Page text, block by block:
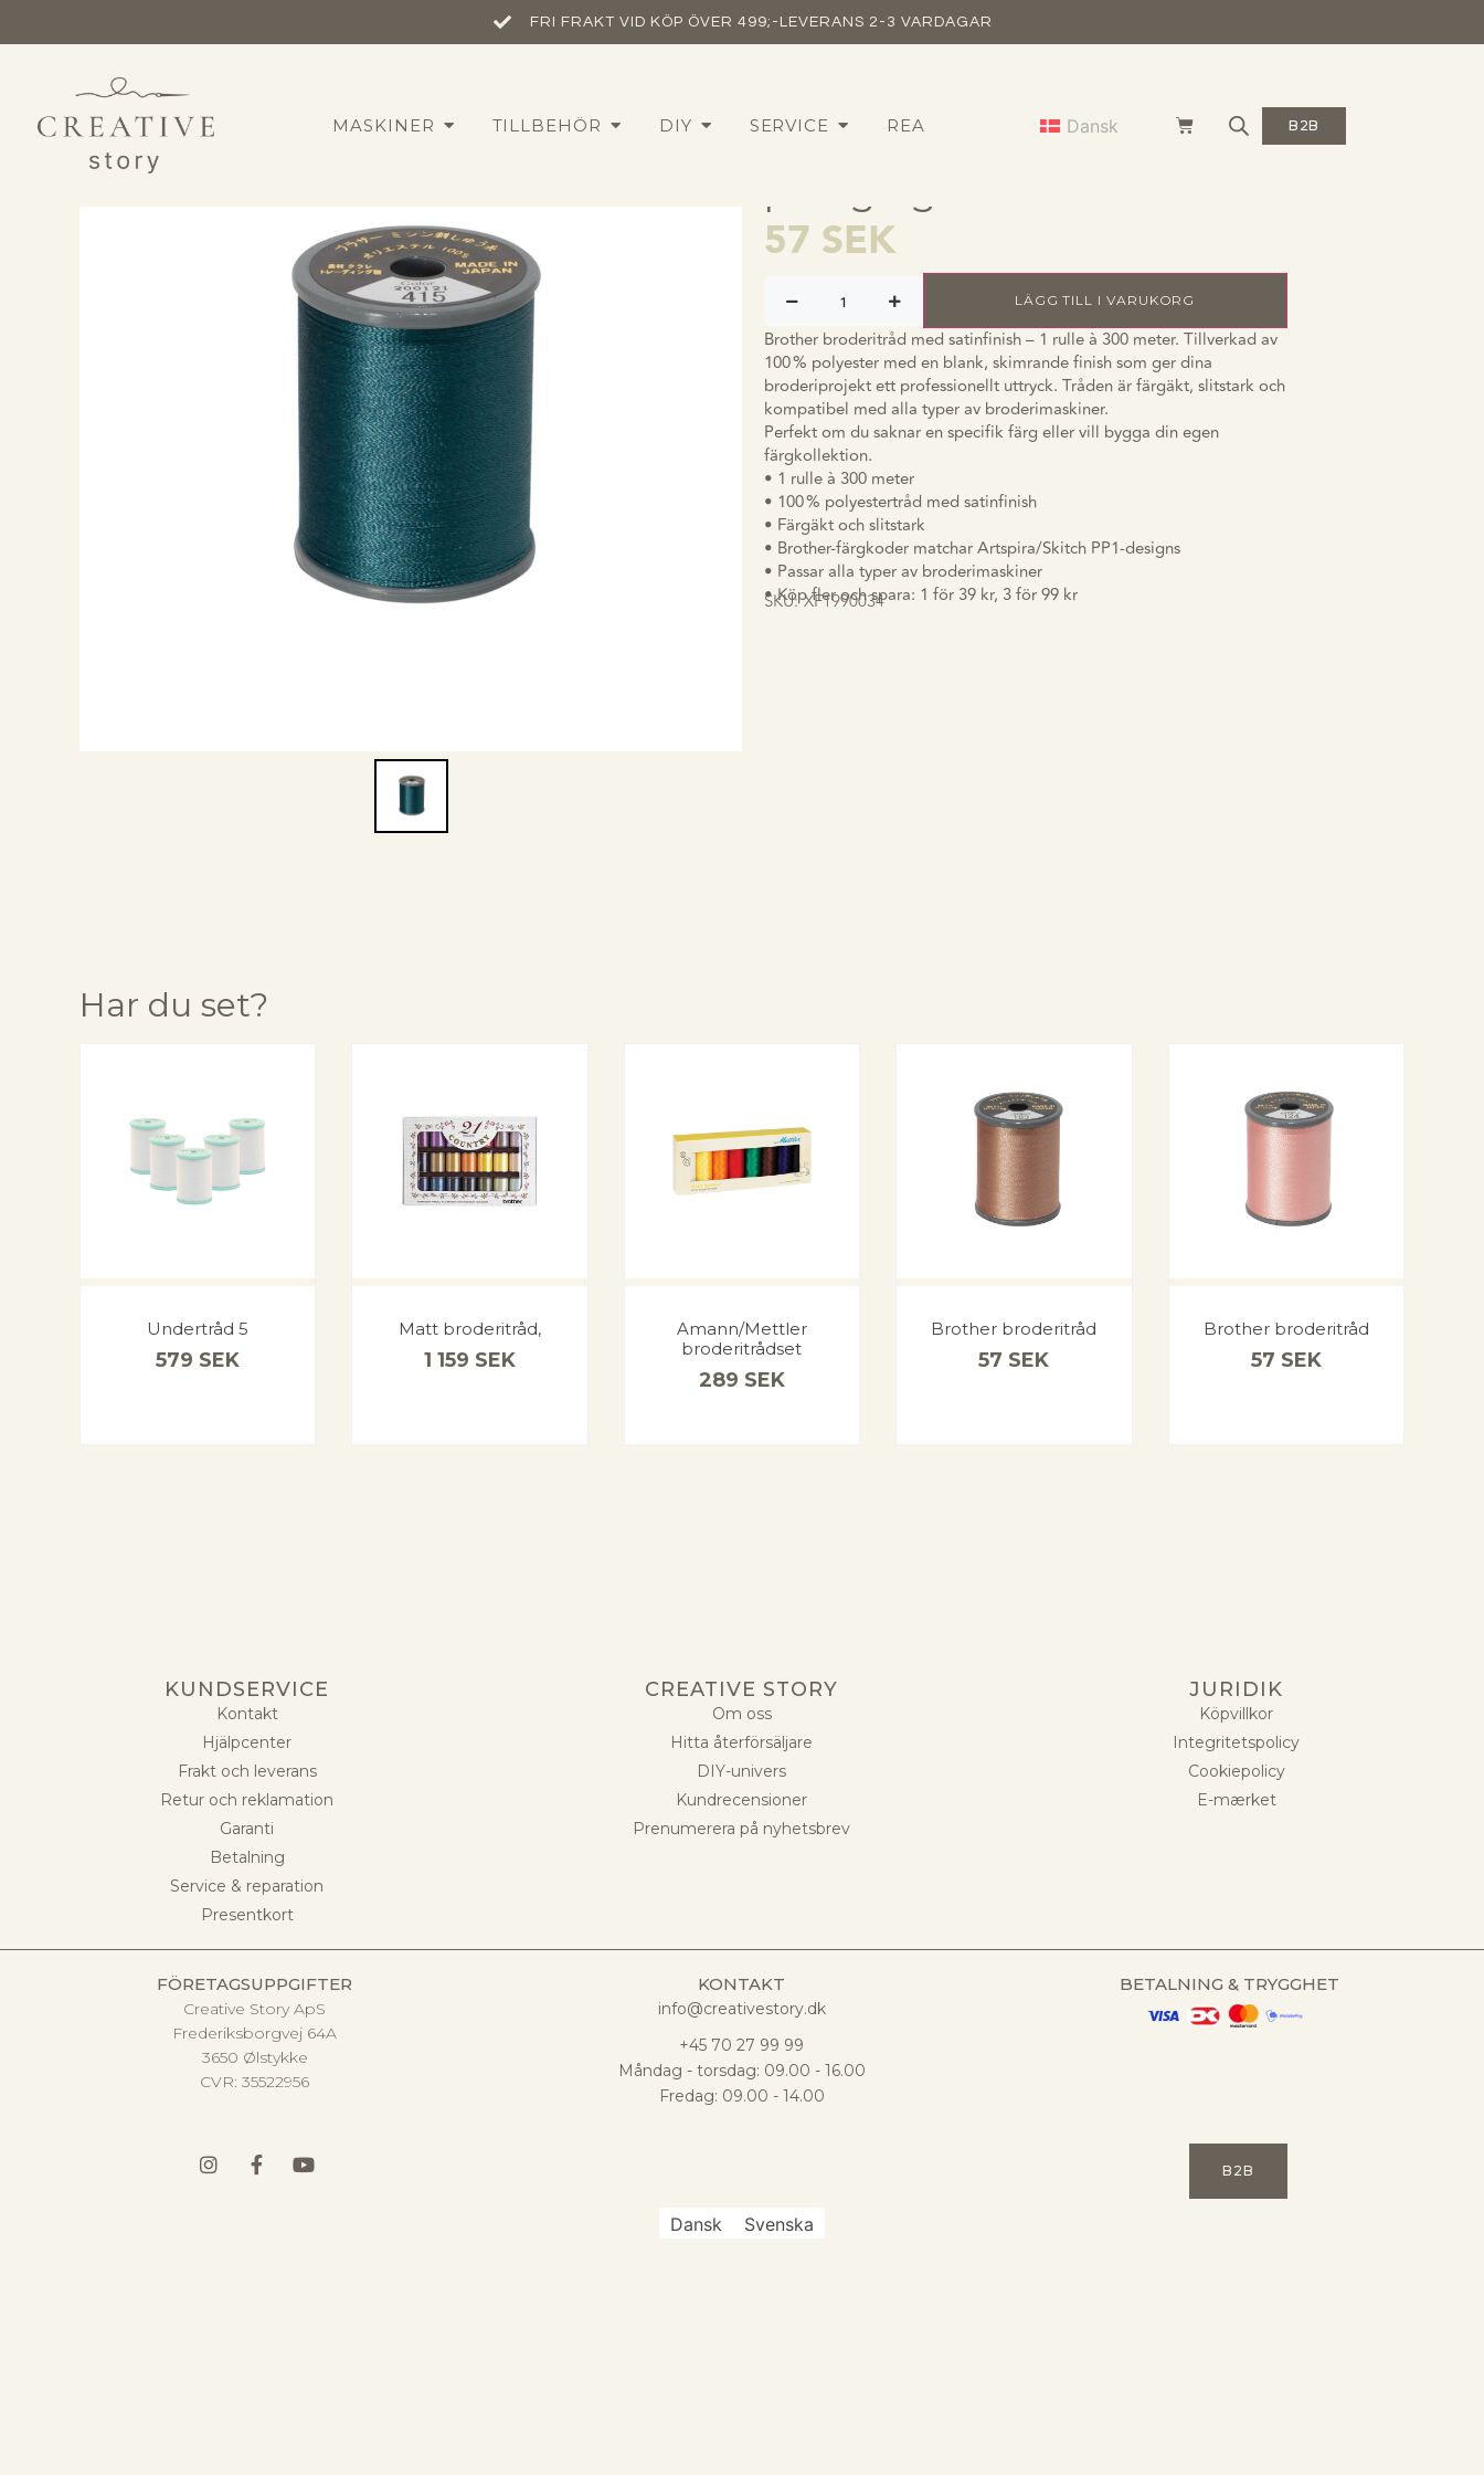
FRI FRAKT VID KÖP ÖVER 499;- LEVERANS 2-3 VARDAGAR
MASKINER TILLBEHÖR DIY SERVICE REA Dansk B2B
Brother satinfinish
57 SEK
LÄGG TILL I VARUKORG
Brother broderitråd med satinfinish – 1 rulle à 300 meter. Tillverkad av
100 % polyester med en blank, skimrande finish som ger dina
broderiprojekt ett professionellt uttryck. Tråden är färgäkt, slitstark och
kompatibel med alla typer av broderimaskiner.
Perfekt om du saknar en specifik färg eller vill bygga din egen
färgkollektion.
• 1 rulle à 300 meter
• 100 % polyestertråd med satinfinish
• Färgäkt och slitstark
• Brother-färgkoder matchar Artspira/Skitch PP1-designs
• Passar alla typer av broderimaskiner
• Köp fler och spara: 1 för 39 kr, 3 för 99 kr
SKU: XF1990034
Har du set?
Undertråd 5
579 SEK
Matt broderitråd,
1 159 SEK
Amann/Mettler
broderitrådset
289 SEK
Brother broderitråd
57 SEK
Brother broderitråd
57 SEK
KUNDSERVICE
Kontakt
Hjälpcenter
Frakt och leverans
Retur och reklamation
Garanti
Betalning
Service & reparation
Presentkort
CREATIVE STORY
Om oss
Hitta återförsäljare
DIY-univers
Kundrecensioner
Prenumerera på nyhetsbrev
JURIDIK
Köpvillkor
Integritetspolicy
Cookiepolicy
E-mærket
FÖRETAGSUPPGIFTER
Creative Story ApS
Frederiksborgvej 64A
3650 Ølstykke
CVR: 35522956
KONTAKT
info@creativestory.dk
+45 70 27 99 99
Måndag - torsdag: 09.00 - 16.00
Fredag: 09.00 - 14.00
BETALNING & TRYGGHET
B2B
Dansk Svenska